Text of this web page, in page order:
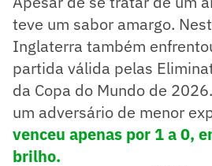
teve um sabor amargo.
Inglaterra também
partida válida pelas
da Copa do Mundo de
um adversário de menor
venceu apenas por 1 a 0,
brilho.